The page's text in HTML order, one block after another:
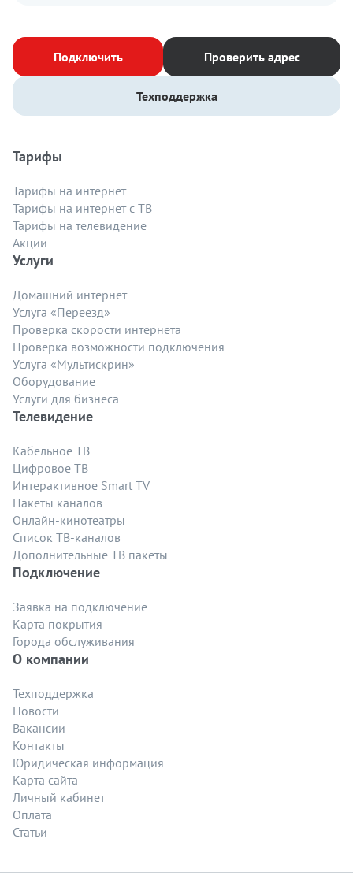
Подключить Проверить адрес
Техподдержка
Тарифы
Тарифы на интернет
Тарифы на интернет с ТВ
Тарифы на телевидение
Акции
Услуги
Домашний интернет
Услуга «Переезд»
Проверка скорости интернета
Проверка возможности подключения
Услуга «Мультискрин»
Оборудование
Услуги для бизнеса
Телевидение
Кабельное ТВ
Цифровое ТВ
Интерактивное Smart TV
Пакеты каналов
Онлайн-кинотеатры
Список ТВ-каналов
Дополнительные ТВ пакеты
Подключение
Заявка на подключение
Карта покрытия
Города обслуживания
О компании
Техподдержка
Новости
Вакансии
Контакты
Юридическая информация
Карта сайта
Личный кабинет
Оплата
Статьи